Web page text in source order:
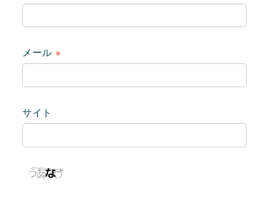
メール ※
サイト